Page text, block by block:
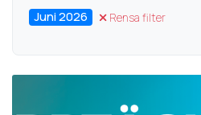
Juni 2026 Rensa filter